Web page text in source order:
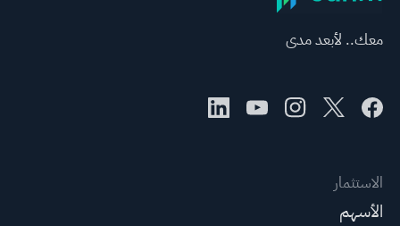
معك.. لأبعد مدى
الاستثمار
الأسهم